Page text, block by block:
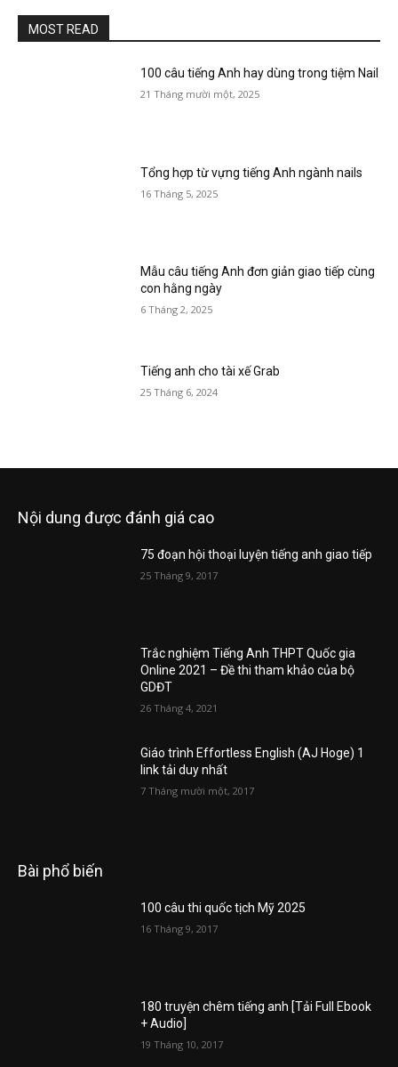
MOST READ
100 câu tiếng Anh hay dùng trong tiệm Nail
21 Tháng mười một, 2025
Tổng hợp từ vựng tiếng Anh ngành nails
16 Tháng 5, 2025
Mẫu câu tiếng Anh đơn giản giao tiếp cùng
con hằng ngày
6 Tháng 2, 2025
Tiếng anh cho tài xế Grab
25 Tháng 6, 2024
Nội dung được đánh giá cao
75 đoạn hội thoại luyện tiếng anh giao tiếp
25 Tháng 9, 2017
Trắc nghiệm Tiếng Anh THPT Quốc gia
Online 2021 – Đề thi tham khảo của bộ
GDĐT
26 Tháng 4, 2021
Giáo trình Effortless English (AJ Hoge) 1
link tải duy nhất
7 Tháng mười một, 2017
Bài phổ biến
100 câu thi quốc tịch Mỹ 2025
16 Tháng 9, 2017
180 truyện chêm tiếng anh [Tải Full Ebook
+ Audio]
19 Tháng 10, 2017